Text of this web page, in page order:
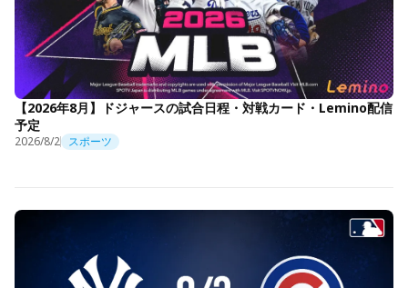
【2026年8月】ドジャースの試合日程・対戦カード・Lemino配信
予定
2026/8/2 スポーツ